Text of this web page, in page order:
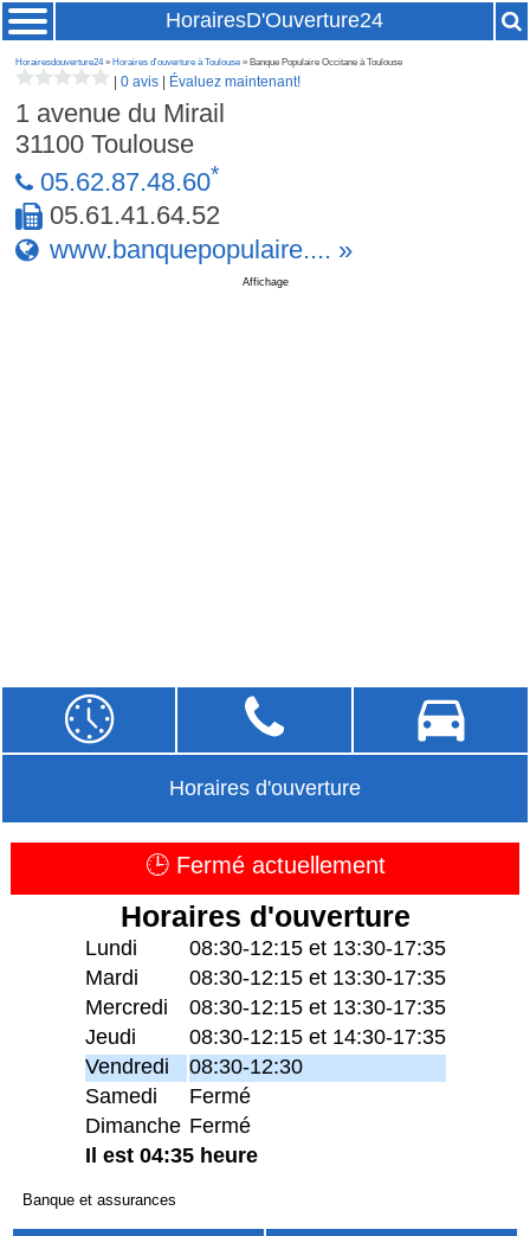
HorairesD'Ouverture24
Horairesdouverture24» Horaires d'ouverture à Toulouse » Banque Populaire Occitane à Toulouse
|0 avis Évaluez maintenant!
1 avenue du Mirail
31100Toulouse
05.62.87.48.60*
05.61.41.64.52
www.banquepopulaire.... »
Affichage
Horaires d'ouverture
🕒 Fermé actuellement
Horaires d'ouverture
Lundi
08:30-12:15 et 13:30-17:35
Mardi
08:30-12:15 et 13:30-17:35
Mercredi
08:30-12:15 et 13:30-17:35
Jeudi
08:30-12:15 et 14:30-17:35
Vendredi
08:30-12:30
Samedi
Fermé
Dimanche Fermé
Il est 04:35 heure
Banque et assurances